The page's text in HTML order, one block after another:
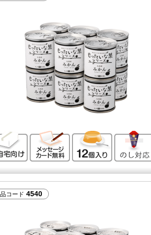
ご自宅向け メッセージカード無料
12個入り
コード 4540